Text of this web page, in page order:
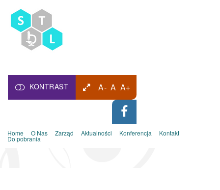
A- A A+
KONTRAST
Home O Nas Zarząd Aktualności Konferencja Kontakt
Do pobrania